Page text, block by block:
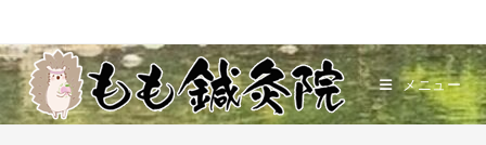
ン
テ
ン
ツ
メニュー